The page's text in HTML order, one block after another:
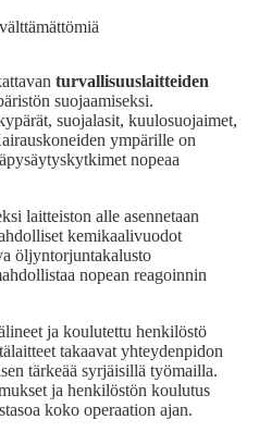
turvallisuuslaitteiden
suojaamiseksi.
suojalasit, kuulosuojaimet,
ympärille on
nopeaa
laitteiston alle asennetaan
kemikaalivuodot
öljyntorjuntakalusto
nopean reagoinnin
ja koulutettu henkilöstö
takaavat yhteydenpidon
tärkeää syrjäisillä työmailla.
ja henkilöstön koulutus
koko operaation ajan.